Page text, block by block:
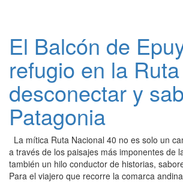
El Balcón de
refugio en la
desconectar y
Patagonia
La mítica Ruta Nacional 40 no es solo un
a través de los paisajes más imponentes de
también un hilo conductor de historias,
Para el viajero que recorre la comarca